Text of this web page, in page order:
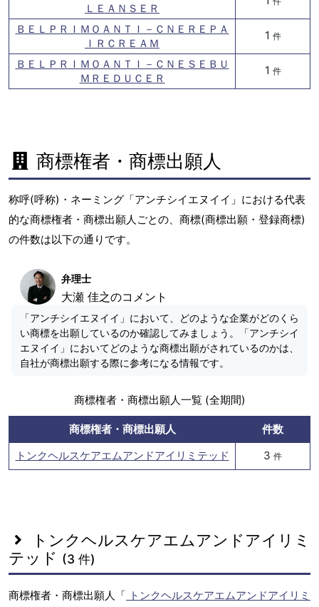
ＬＥＡＮＳＥＲ
ＢＥＬＰＲＩＭＯＡＮＴＩ－ＣＮＥＲＥＰＡ
ＩＲＣＲＥＡＭ
1 件
ＢＥＬＰＲＩＭＯＡＮＴＩ－ＣＮＥＳＥＢＵ
ＭＲＥＤＵＣＥＲ
1 件
商標権者・商標出願人
称呼(呼称)・ネーミング「アンチシイエヌイイ」における代表
的な商標権者・商標出願人ごとの、商標(商標出願・登録商標)
の件数は以下の通りです。
弁理士
大瀬 佳之のコメント
「アンチシイエヌイイ」において、どのような企業がどのくら
い商標を出願しているのか確認してみましょう。「アンチシイ
エヌイイ」においてどのような商標出願がされているのかは、
自社が商標出願する際に参考になる情報です。
商標権者・商標出願人一覧 (全期間)
商標権者・商標出願人
件数
トンクヘルスケアエムアンドアイリミテッド
3 件
トンクヘルスケアエムアンドアイリミ
テッド (3 件)
商標権者・商標出願人「 トンクヘルスケアエムアンドアイリミ